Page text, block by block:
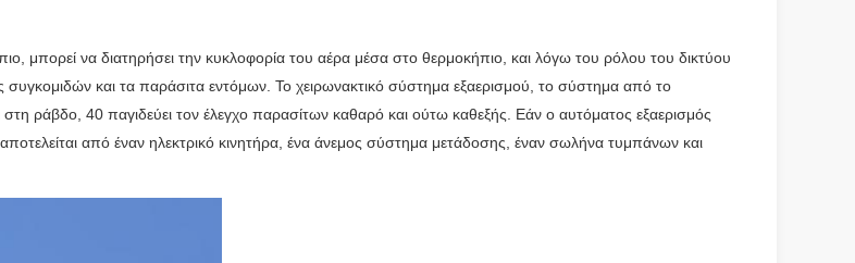
μπορεί να διατηρήσει την κυκλοφορία του αέρα μέσα στο θερμοκήπιο, και λόγω του ρόλου του δικτύου
συγκομιδών και τα παράσιτα εντόμων. Το χειρωνακτικό σύστημα εξαερισμού, το σύστημα από το
ράβδο, 40 παγιδεύει τον έλεγχο παρασίτων καθαρό και ούτω καθεξής. Εάν ο αυτόματος εξαερισμός
από έναν ηλεκτρικό κινητήρα, ένα άνεμος σύστημα μετάδοσης, έναν σωλήνα τυμπάνων και